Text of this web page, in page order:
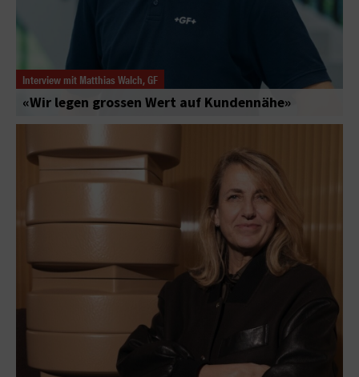
Interview mit Matthias Walch, GF
«Wir legen grossen Wert auf Kundennähe»